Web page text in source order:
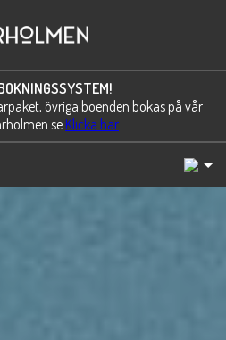
övriga boenden bokas på vår
Klicka här